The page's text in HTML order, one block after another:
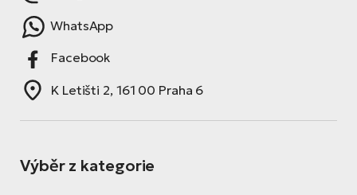
WhatsApp
Facebook
K Letišti 2, 161 00 Praha 6
Výběr z kategorie